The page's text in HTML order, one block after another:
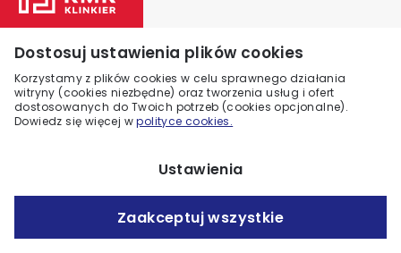
Dostosuj ustawienia plików cookies
Korzystamy z plików cookies w celu sprawnego działania
witryny (cookies niezbędne) oraz tworzenia usług i ofert
dostosowanych do Twoich potrzeb (cookies opcjonalne).
Dowiedz się więcej wpolityce cookies.
Ustawienia
Zaakceptuj wszystkie
Numer 1 w Polsce
Jesteśmy liderem internetowej sprzedaży
klinkieru w Polsce. Zaufało nam wielu
klientów.